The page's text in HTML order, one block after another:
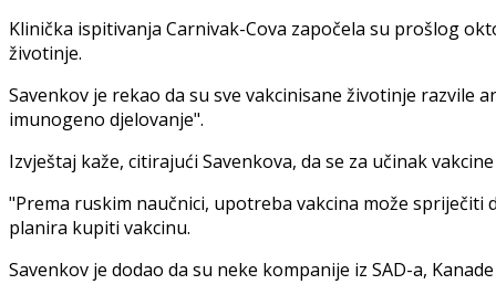
Klinička ispitivanja Carnivak-Cova započela su prošlog
životinje.
Savenkov je rekao da su sve vakcinisane životinje razvile
imunogeno djelovanje".
Izvještaj kaže, citirajući Savenkova, da se za učinak
"Prema ruskim naučnici, upotreba vakcina može
planira kupiti vakcinu.
Savenkov je dodao da su neke kompanije iz SAD-a,